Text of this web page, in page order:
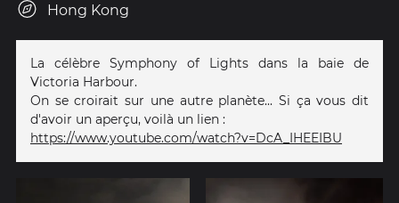
Hong Kong
La célèbre Symphony of Lights dans la baie de
Victoria Harbour.
On se croirait sur une autre planète... Si ça vous dit
d'avoir un aperçu, voilà un lien :
https://www.youtube.com/watch?v=DcA_IHEEIBU